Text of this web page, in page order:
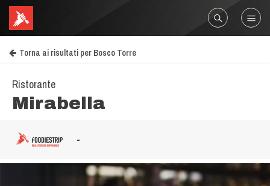
Torna ai risultati per Bosco Torre
Ristorante
Mirabella
-